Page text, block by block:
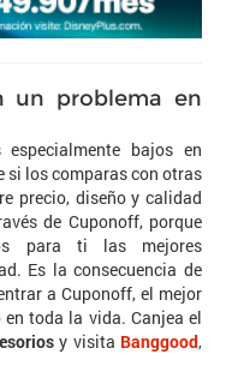
un problema en
bajos en
si los comparas con otras
precio, diseño y calidad
de Cuponoff, porque
para ti las mejores
Es la consecuencia de
a Cuponoff, el mejor
toda la vida. Canjea el
y visita Banggood,